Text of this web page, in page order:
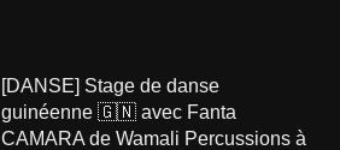
[DANSE] Stage de danse
guinéenne 🇬🇳 avec Fanta
CAMARA de Wamali Percussions à